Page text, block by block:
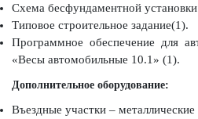
Схема бесфундаментной
Типовое строительное задание(1).
Программное обеспечение для
«Весы автомобильные 10.1» (1).
Дополнительное оборудование:
Въездные участки –